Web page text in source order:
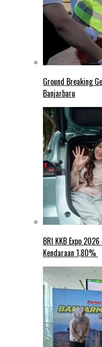
Ground Breaking
Banjarbaru
BRI KKB Expo
Kendaraan 1,80%